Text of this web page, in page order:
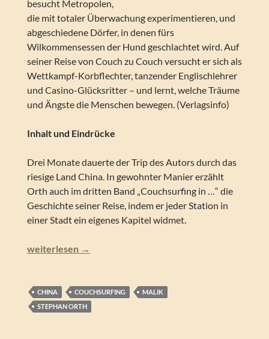
besucht Metropolen,
die mit totaler Überwachung experimentieren, und
abgeschiedene Dörfer, in denen fürs
Wilkommensessen der Hund geschlachtet wird. Auf
seiner Reise von Couch zu Couch versucht er sich als
Wettkampf-Korbflechter, tanzender Englischlehrer
und Casino-Glücksritter – und lernt, welche Träume
und Ängste die Menschen bewegen. (Verlagsinfo)
Inhalt und Eindrücke
Drei Monate dauerte der Trip des Autors durch das
riesige Land China. In gewohnter Manier erzählt
Orth auch im dritten Band „Couchsurfing in …“ die
Geschichte seiner Reise, indem er jeder Station in
einer Stadt ein eigenes Kapitel widmet.
Stephan Orth – Couchsurfing in China
weiterlesen →
CHINA COUCHSURFING
MALIK
STEPHAN ORTH